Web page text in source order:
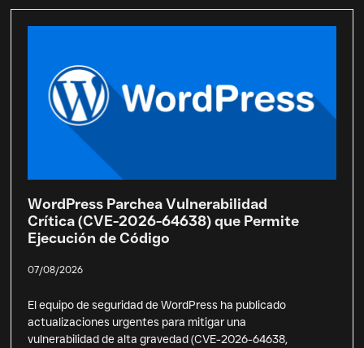
WordPress Parchea Vulnerabilidad
Crítica (CVE-2026-64638) que Permite
Ejecución de Código
07/08/2026
El equipo de seguridad de WordPress ha publicado
actualizaciones urgentes para mitigar una
vulnerabilidad de alta gravedad (CVE-2026-64638,